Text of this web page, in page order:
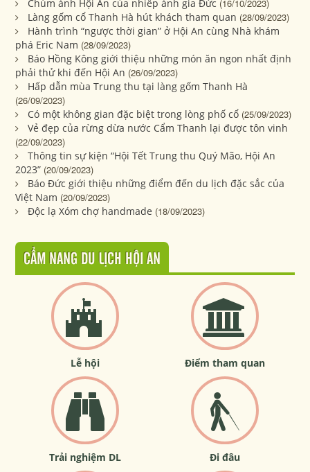
Chùm ảnh Hội An của nhiếp ảnh gia Đức (16/10/2023)
Làng gốm cổ Thanh Hà hút khách tham quan (28/09/2023)
Hành trình “ngược thời gian” ở Hội An cùng Nhà khám
phá Eric Nam (28/09/2023)
Báo Hồng Kông giới thiệu những món ăn ngon nhất định
phải thử khi đến Hội An (26/09/2023)
Hấp dẫn mùa Trung thu tại làng gốm Thanh Hà
(26/09/2023)
Có một không gian đặc biệt trong lòng phố cổ (25/09/2023)
Vẻ đẹp của rừng dừa nước Cẩm Thanh lại được tôn vinh
(22/09/2023)
Thông tin sự kiện “Hội Tết Trung thu Quý Mão, Hội An
2023” (20/09/2023)
Báo Đức giới thiệu những điểm đến du lịch đặc sắc của
Việt Nam (20/09/2023)
Độc lạ Xóm chợ handmade (18/09/2023)
CẨM NANG DU LỊCH HỘI AN
Lễ hội Điểm tham quan
Trải nghiệm DL Đi đâu